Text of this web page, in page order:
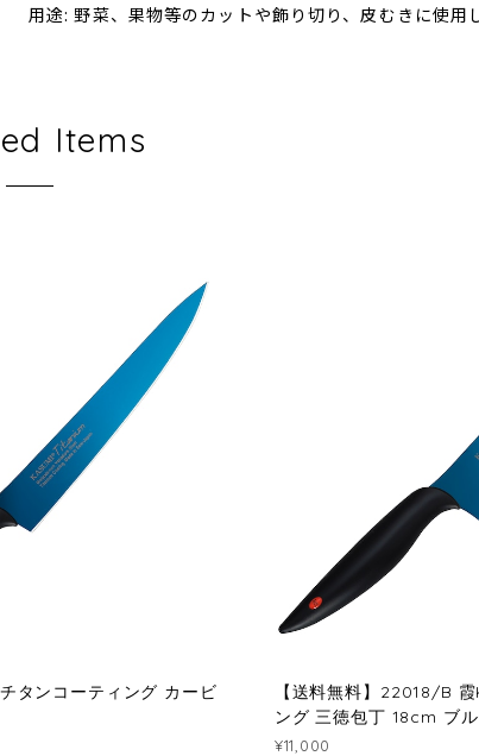
用途: 野菜、果物等のカットや飾り切り、皮むきに使用
Items
タンコーティング カービ
【送料無料】22018/B
ング 三徳包丁 18cm ブ
¥11,000